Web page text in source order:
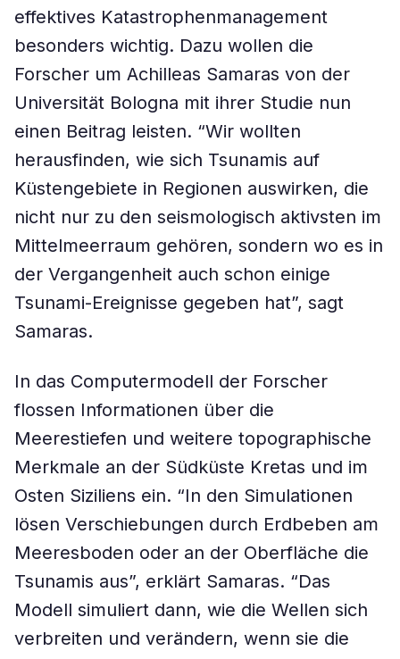
effektives Katastrophenmanagement
besonders wichtig. Dazu wollen die
Forscher um Achilleas Samaras von der
Universität Bologna mit ihrer Studie nun
einen Beitrag leisten. “Wir wollten
herausfinden, wie sich Tsunamis auf
Küstengebiete in Regionen auswirken, die
nicht nur zu den seismologisch aktivsten im
Mittelmeerraum gehören, sondern wo es in
der Vergangenheit auch schon einige
Tsunami-Ereignisse gegeben hat”, sagt
Samaras.
In das Computermodell der Forscher
flossen Informationen über die
Meerestiefen und weitere topographische
Merkmale an der Südküste Kretas und im
Osten Siziliens ein. “In den Simulationen
lösen Verschiebungen durch Erdbeben am
Meeresboden oder an der Oberfläche die
Tsunamis aus”, erklärt Samaras. “Das
Modell simuliert dann, wie die Wellen sich
verbreiten und verändern, wenn sie die